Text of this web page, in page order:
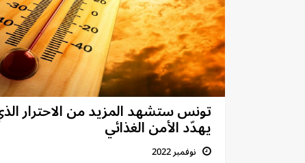
تونس ستشهد المزيد من الاحترار
يهدّد الأمن الغذائي
نوفمبر 2022